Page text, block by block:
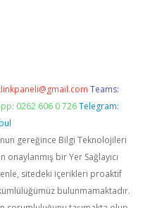
Teams:
0262 606 0 726 Telegram:
gereğince Bilgi Teknolojileri
bir Yer Sağlayıcı
sitedeki içerikleri proaktif
bulunmamaktadır.